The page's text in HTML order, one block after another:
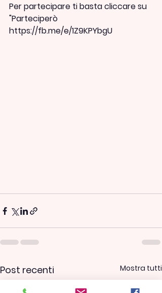
Per partecipare ti basta cliccare su
"Parteciperò
https://fb.me/e/1Z9KPYbgU
Post recenti Mostra tutti